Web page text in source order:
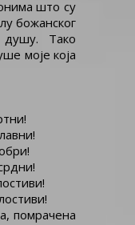
што су
божанског
душу. Тако
моје која
помрачена